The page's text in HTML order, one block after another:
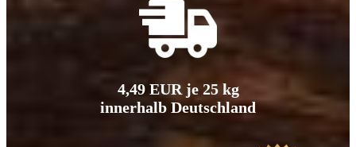
4,49 EUR je 25 kg
innerhalb Deutschland